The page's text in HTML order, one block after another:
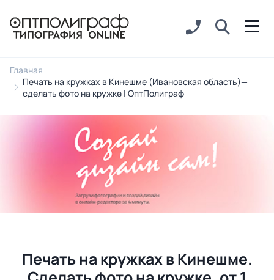
Главная
Печать на кружках в Кинешме (Ивановская область)—
сделать фото на кружке | ОптПолиграф
Печать на кружках в Кинешме.